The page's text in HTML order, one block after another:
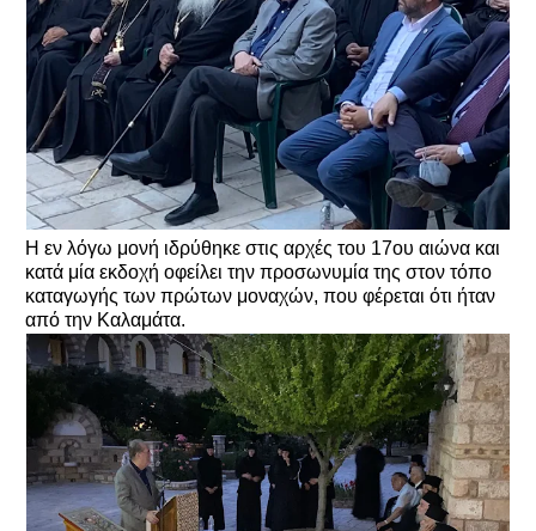
Η εν λόγω μονή ιδρύθηκε στις αρχές του 17ου αιώνα και
κατά μία εκδοχή οφείλει την προσωνυμία της στον τόπο
καταγωγής των πρώτων μοναχών, που φέρεται ότι ήταν
από την Καλαμάτα.